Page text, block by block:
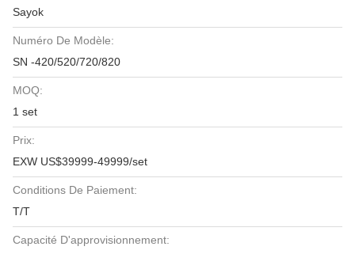
Sayok
Numéro De Modèle:
SN -420/520/720/820
MOQ:
1 set
Prix:
EXW US$39999-49999/set
Conditions De Paiement:
T/T
Capacité D'approvisionnement: